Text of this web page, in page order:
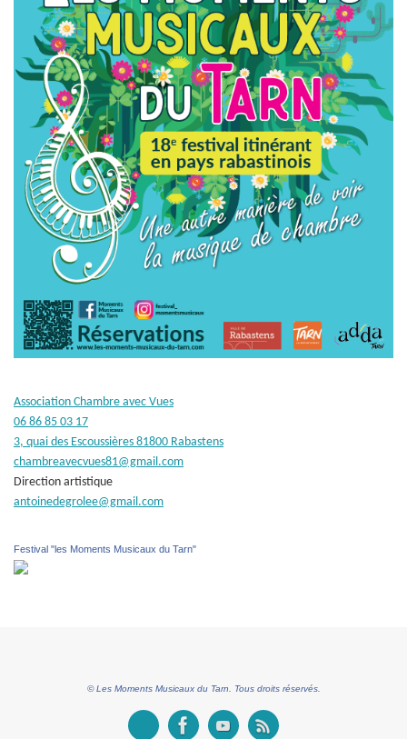
Association Chambre avec Vues
06 86 85 03 17
3, quai des Escoussières 81800 Rabastens
chambreavecvues81@gmail.com
Direction artistique
antoinedegrolee@gmail.com
Festival "les Moments Musicaux du Tarn"
© Les Moments Musicaux du Tarn. Tous droits réservés.